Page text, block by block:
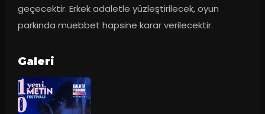
geçecektir. Erkek adaletle yüzleştirilecek, oyun
parkında müebbet hapsine karar verilecektir.
Galeri